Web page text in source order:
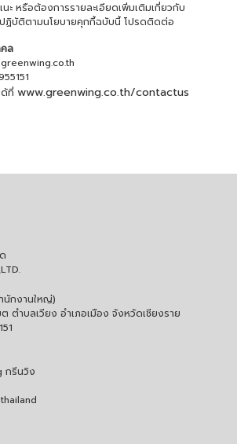
ะ หรือต้องการรายละเอียดเพิ่มเติมเกี่ยวกับ
ฏิบัติตามนโยบายคุกกี้ฉบับนี้ โปรดติดต่อ
ล
ที่ www.greenwing.co.th/contactus
กงานใหญ่)
ตำบลเวียง อำเภอเมือง จังหวัดเชียงราย
กรีนวิง